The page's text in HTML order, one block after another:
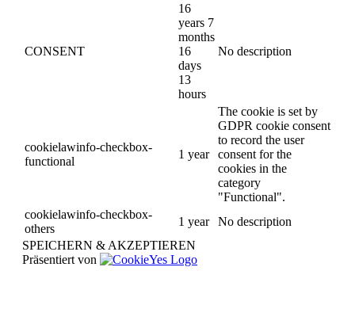
CONSENT
16
years 7
months
16
days
13
hours
No description
cookielawinfo-checkbox-
functional
1 year
The cookie is set by
GDPR cookie consent
to record the user
consent for the
cookies in the
category
"Functional".
cookielawinfo-checkbox-
others
1 year
No description
SPEICHERN & AKZEPTIEREN
Präsentiert von